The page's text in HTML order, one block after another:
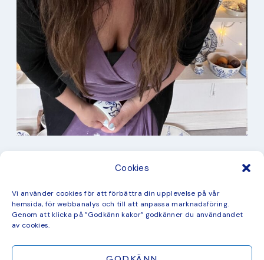
Cookies
Vi använder cookies för att förbättra din upplevelse på vår
hemsida, för webbanalys och till att anpassa marknadsföring.
Genom att klicka på ”Godkänn kakor” godkänner du användandet
av cookies.
Kurser
Måleri
mina favorit recept
Mönster